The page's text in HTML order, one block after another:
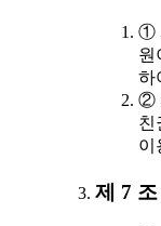
①
원
하
②
친
이
제 7